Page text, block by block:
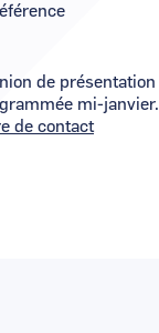
de présentation
mi-janvier.
de contact